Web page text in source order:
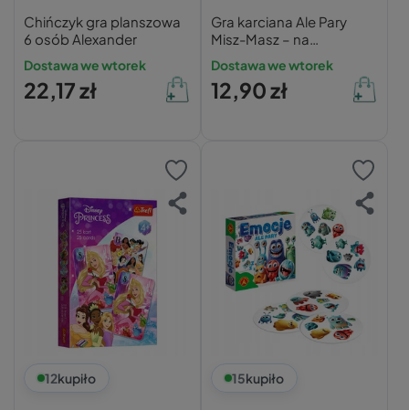
Chińczyk gra planszowa
6 osób Alexander
Dostawa we wtorek
22,17 zł
Gra karciana Ale Pary
Misz-Masz – na
spostrzegawczość 4+
Alexander
Dostawa we wtorek
12,90 zł
12kupiło 15kupiło